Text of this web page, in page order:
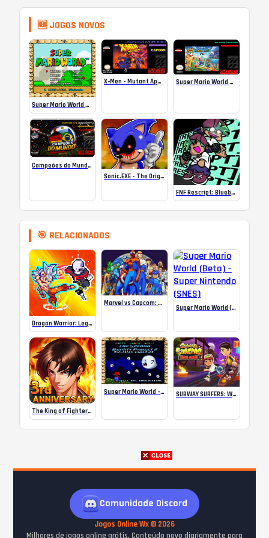
🆕 JOGOS NOVOS
Super Mario World SA-1 Online
X-Men – Mutant Apocalypse Rebalanced Online Super Mario World Mix Online
Campeões do Mundo (ISS) Online
Sonic.EXE – The Original Game Online
FNF Rescript: Blueballed
🎯 RELACIONADOS
Dragon Warrior: Legendary Fighter Battle of God
Marvel vs Capcom: Clash of Super Heroes
Super Mario World (Beta) – Super Nintendo (SNES)
The King of Fighters ’98UM OL MOD
Super Mario World – The Second Reality Project 2 – Zycloboo’s Challenge SUBWAY SURFERS: WORLD TOUR HONG KONG
Comunidade Discord
Jogos Online Wx © 2026
Milhares de jogos online grátis. Conteúdo novo diariamente para